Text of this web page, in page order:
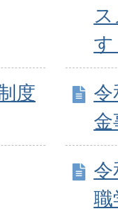
す
度
令
金
令
職